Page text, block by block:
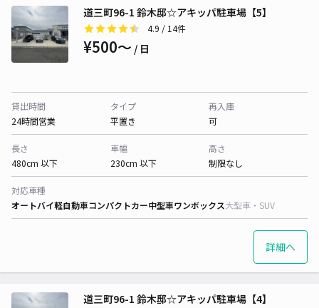
道三町96-1 鈴木邸☆アキッパ駐車場【5】
4.9 / 14件
¥500〜 / 日
貸出時間
24時間営業
タイプ
平置き
再入庫
可
長さ
480cm 以下
車幅
230cm 以下
高さ
制限なし
対応車種
オートバイ軽自動車コンパクトカー中型車ワンボックス大型車・SUV
詳細へ
道三町96-1 鈴木邸☆アキッパ駐車場【4】